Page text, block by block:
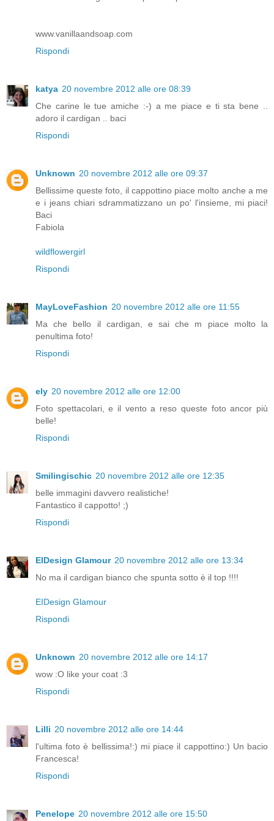
www.vanillaandsoap.com
Rispondi
katya 20 novembre 2012 alle ore 08:39
Che carine le tue amiche :-) a me piace e ti sta bene ..
adoro il cardigan .. baci
Rispondi
Unknown 20 novembre 2012 alle ore 09:37
Bellissime queste foto, il cappottino piace molto anche a me
e i jeans chiari sdrammatizzano un po' l'insieme, mi piaci!
Baci
Fabiola
wildflowergirl
Rispondi
MayLoveFashion 20 novembre 2012 alle ore 11:55
Ma che bello il cardigan, e sai che m piace molto la
penultima foto!
Rispondi
ely 20 novembre 2012 alle ore 12:00
Foto spettacolari, e il vento a reso queste foto ancor più
belle!
Rispondi
Smilingischic 20 novembre 2012 alle ore 12:35
belle immagini davvero realistiche!
Fantastico il cappotto! ;)
Rispondi
EIDesign Glamour 20 novembre 2012 alle ore 13:34
No ma il cardigan bianco che spunta sotto è il top !!!!
EIDesign Glamour
Rispondi
Unknown 20 novembre 2012 alle ore 14:17
wow :O like your coat :3
Rispondi
Lilli 20 novembre 2012 alle ore 14:44
l'ultima foto è bellissima!:) mi piace il cappottino:) Un bacio
Francesca!
Rispondi
Penelope 20 novembre 2012 alle ore 15:50